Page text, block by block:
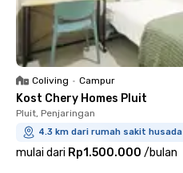
Coliving • Campur
Kost Chery Homes Pluit
Pluit, Penjaringan
4.3 km dari rumah sakit husada
mulai dari Rp1.500.000 /bulan